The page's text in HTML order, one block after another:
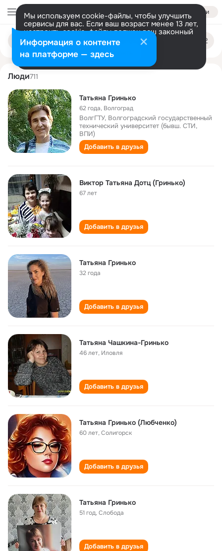
Войти
Мы используем cookie-файлы, чтобы улучшить
сервисы для вас. Если ваш возраст менее 13 лет,
настроить cookie-файлы должен ваш законный
представитель. Больше информации
Разрешить все Настроить
Поиск
людям
tatyana grinko
Люди711
Татьяна Гринько
62 года, Волгоград
ВолгГТУ, Волгоградский государственный
технический университет (бывш. СТИ,
ВПИ)
Добавить в друзья
Виктор Татьяна Дотц (Гринько)
67 лет
Добавить в друзья
Татьяна Гринько
32 года
Добавить в друзья
Татьяна Чашкина-Гринько
46 лет, Иловля
Добавить в друзья
Татьяна Гринько (Любченко)
60 лет,Солигорск
Добавить в друзья
Татьяна Гринько
51 год,Слобода
Добавить в друзья
Информация о контенте
на платформе — здесь